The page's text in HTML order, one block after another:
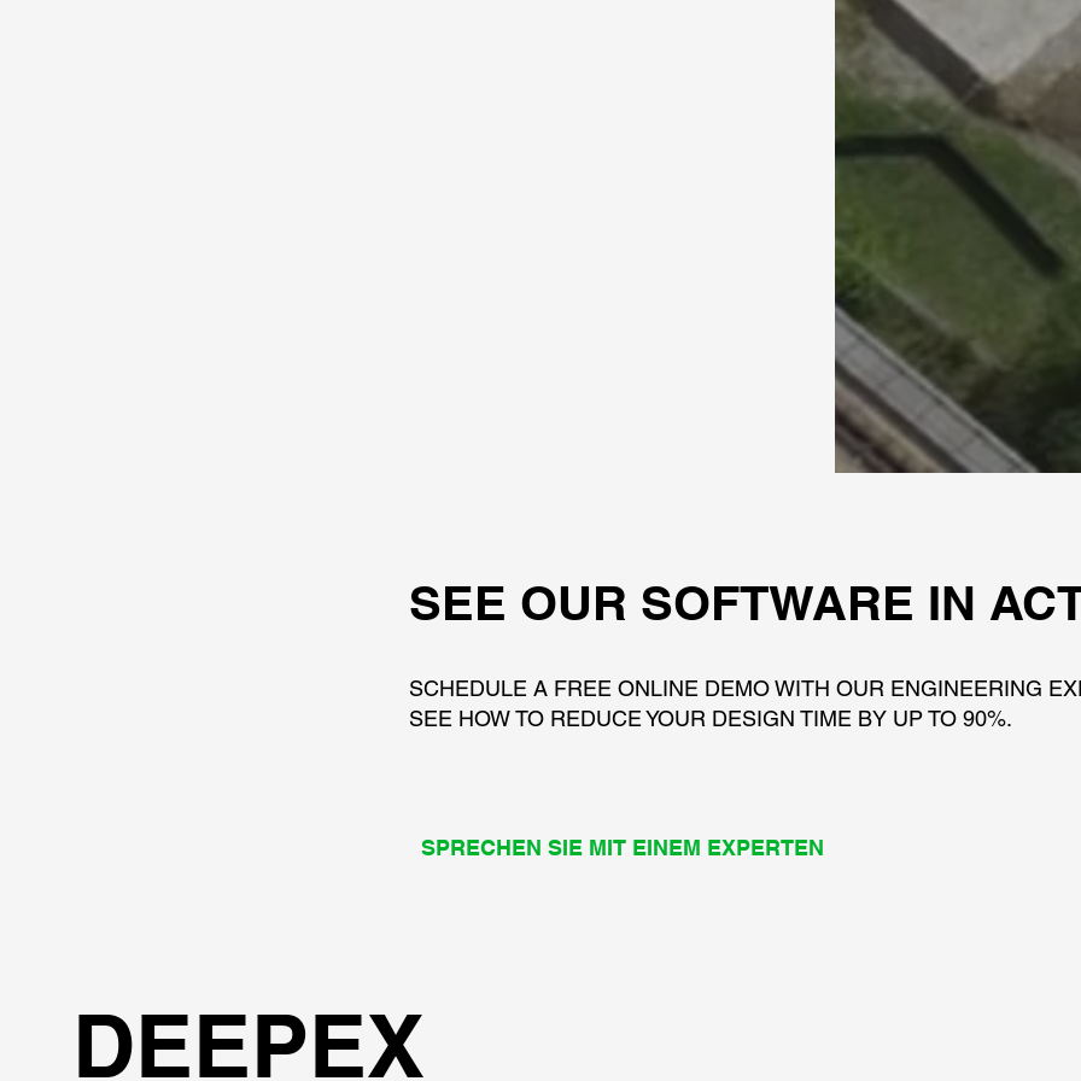
SEE OUR SOFTWARE IN
SCHEDULE A FREE ONLINE DEMO WITH OUR ENGINEERING
SEE HOW TO REDUCE YOUR DESIGN TIME BY UP TO 90%.
SPRECHEN SIE MIT EINEM EXPERTEN
DEEPEX